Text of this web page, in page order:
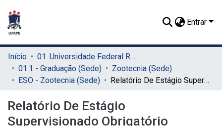
Entrar
Início
01. Universidade Federal Rural de Pernambuco - UFRPE (Sede)
01.1 - Graduação (Sede)
Zootecnia (Sede)
ESO - Zootecnia (Sede)
Relatório De Estágio Supervisionado Obrigatório
Relatório De Estágio
Supervisionado Obrigatório